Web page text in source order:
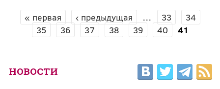
СТРАНИЦЫ
« первая ‹ предыдущая … 33
34
35
36 37 38 39 40 41
НОВОСТИ